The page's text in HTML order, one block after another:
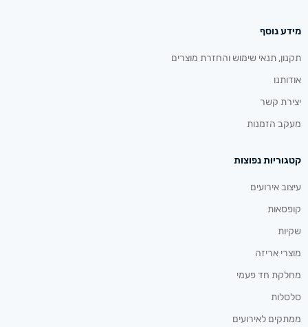
מידע נוסף
תקנון, תנאי שימוש והחזרת מוצרים
אודותנו
יצירת קשר
מעקב הזמנות
קטגוריות נפוצות
עיצוב אירועים
קופסאות
שקיות
מוצרי אריזה
מחלקת חד פעמי
סלסלות
ממתקים לאירועים